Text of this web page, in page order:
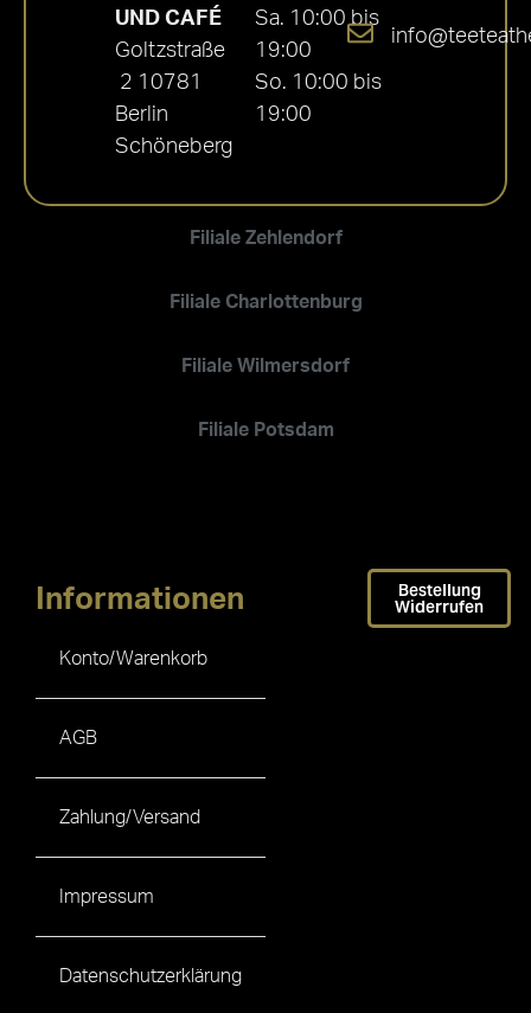
Filiale Zehlendorf
Filiale Charlottenburg
Filiale Wilmersdorf
Filiale Potsdam
UND CAFÉ
Goltzstraße
2 10781
Berlin
Schöneberg
Sa. 10:00 bis
19:00
So. 10:00 bis
19:00
Informationen
Konto/Warenkorb
AGB
Zahlung/Versand
Impressum
Datenschutzerklärung
Bestellung
Widerrufen